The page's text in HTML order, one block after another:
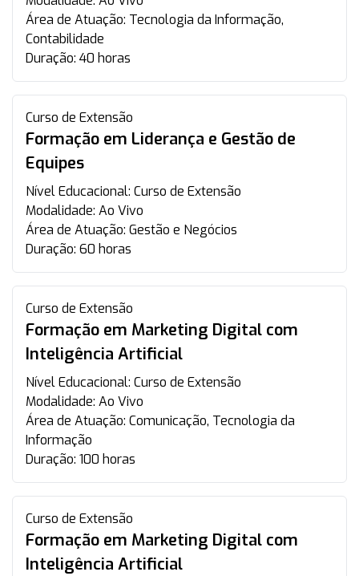
Área de Atuação: Tecnologia da Informação,
Contabilidade
Duração: 40 horas
Curso de Extensão
Formação em Liderança e Gestão de
Equipes
Nível Educacional: Curso de Extensão
Modalidade: Ao Vivo
Área de Atuação: Gestão e Negócios
Duração: 60 horas
Curso de Extensão
Formação em Marketing Digital com
Inteligência Artificial
Nível Educacional: Curso de Extensão
Modalidade: Ao Vivo
Área de Atuação: Comunicação, Tecnologia da
Informação
Duração: 100 horas
Curso de Extensão
Formação em Marketing Digital com
Inteligência Artificial